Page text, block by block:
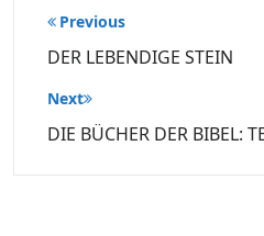
Beitragsnavigation
Previous
DER LEBENDIGE STEIN
Next
DIE BÜCHER DER BIBEL: